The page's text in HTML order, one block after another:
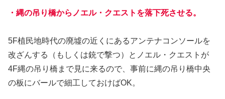
・縄の吊り橋からノエル・クエストを落下死させる。
5F植民地時代の廃墟の近くにあるアンテナコンソールを
改ざんする（もしくは銃で撃つ）とノエル・クエストが
4F縄の吊り橋まで見に来るので、事前に縄の吊り橋中央
の板にバールで細工しておけばOK。